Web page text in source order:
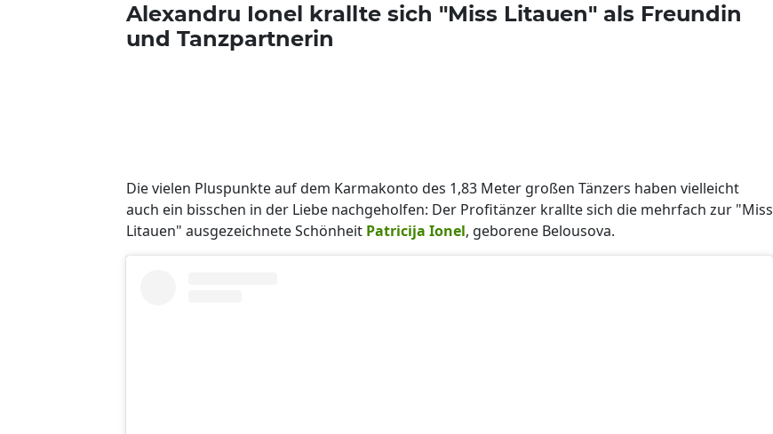
Alexandru Ionel krallte sich "Miss Litauen" als Freundin
und Tanzpartnerin
Die vielen Pluspunkte auf dem Karmakonto des 1,83 Meter großen Tänzers haben vielleicht
auch ein bisschen in der Liebe nachgeholfen: Der Profitänzer krallte sich die mehrfach zur "Miss
Litauen" ausgezeichnete Schönheit Patricija Ionel, geborene Belousova.